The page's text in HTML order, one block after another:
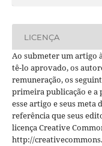
LICENÇA
Ao submeter um artigo
tê-lo aprovado, os
remuneração, os
primeira publicação e a
esse artigo e seus meta
referência que seus
licença Creative
http://